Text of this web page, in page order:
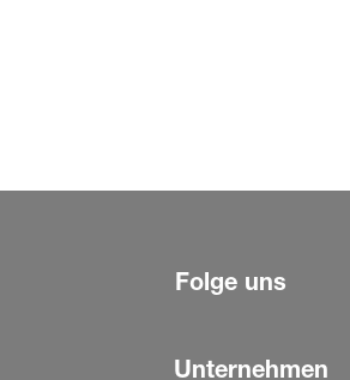
Folge uns
Unternehmen